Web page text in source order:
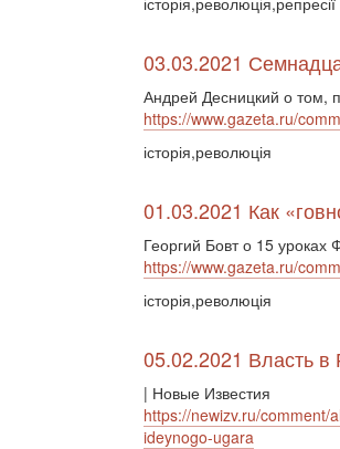
03.03.2021
Андрей Десницкий о том,
https://www.gazeta.ru/
історія,революція
01.03.2021 Как
Георгий Бовт о 15
https://www.gazeta.ru/
історія,революція
05.02.2021 Власть в
| Новые Известия
https://newizv.ru/comment/
ideynogo-ugara